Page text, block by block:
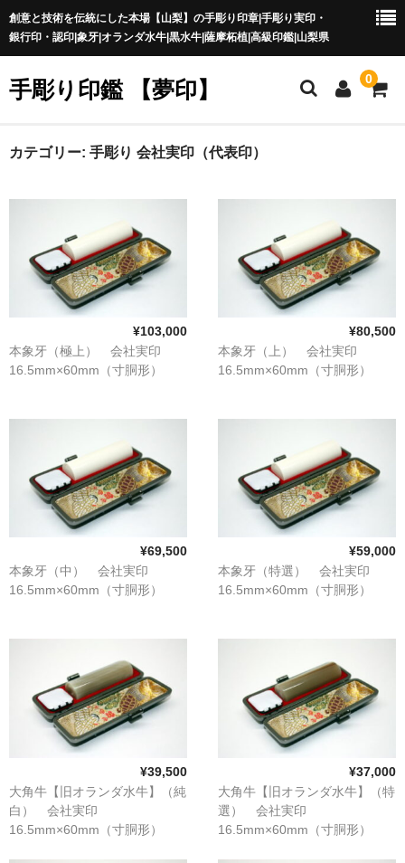
創意と技術を伝統にした本場【山梨】の手彫り印章|手彫り実印・
銀行印・認印|象牙|オランダ水牛|黒水牛|薩摩柘植|高級印鑑|山梨県
手彫り印鑑 【夢印】 0
夢印TOP
一級印章彫刻技能士
印鑑の材質
印鑑の書体
象牙印鑑の種類
印鑑ケース
お客様の声
ご利用案内
お問い合わせ
カテゴリー: 手彫り 会社実印（代表印）
¥103,000
本象牙（極上） 会社実印
16.5mm×60mm（寸胴形）
¥80,500
本象牙（上） 会社実印
16.5mm×60mm（寸胴形）
¥69,500
本象牙（中） 会社実印
16.5mm×60mm（寸胴形）
¥59,000
本象牙（特選） 会社実印
16.5mm×60mm（寸胴形）
¥39,500
大角牛【旧オランダ水牛】（純
白） 会社実印
16.5mm×60mm（寸胴形）
¥37,000
大角牛【旧オランダ水牛】（特
選） 会社実印
16.5mm×60mm（寸胴形）